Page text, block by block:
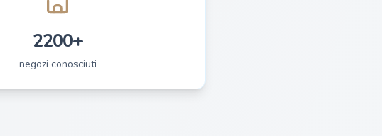
2200+
negozi conosciuti